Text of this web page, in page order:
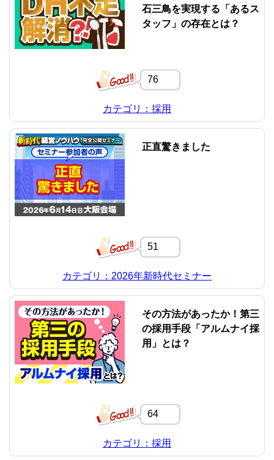
石三鳥を実現する「あるス
タッフ」の存在とは？
76
カテゴリ：採用
正直驚きました
51
カテゴリ：2026年新時代セミナー
その方法があったか！第三
の採用手段「アルムナイ採
用」とは？
64
カテゴリ：採用